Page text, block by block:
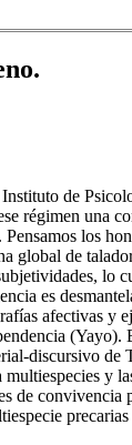
de
régimen una
los
de
es
afectivas
discursivo
y